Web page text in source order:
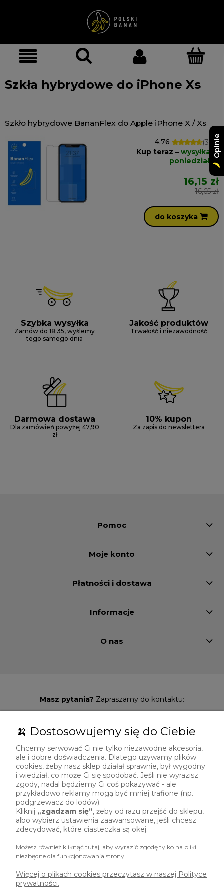
Szkła hybrydowe do iPhone Xs
Szkło hybrydowe BananFlex do Apple iPhone X / Xs
4,76
(326)
Kup teraz – wysyłka w
poniedziałek
16,15 zł
16,65 zł
do koszyka
Szybka wysyłka
Zamów do 18:35, wyślemy
tego samego dnia
Jakość produktów
Trwałość i niezawodność
Darmowa dostawa
Dla zamówień powyżej 47,90
zł
10% kupon
Za zapis do newslettera
Pomoc
Moje konto
Płatności i dostawa
Informacje
O nas
Masz pytania? Zapraszamy do kontaktu:
sklep@polskibanan.pl
Polski Banan
🍌 Dostosowujemy się do Ciebie
Chcemy serwować Ci nie tylko niezawodne akcesoria,
ale i dobre doświadczenia. Dlatego używamy plików
cookies, żeby nasz sklep działał sprawnie, był wygodny
i wiedział, co może Ci się spodobać. Jeśli nie wyrazisz
zgody, nadal będziemy Ci coś pokazywać - ale
przykładowo reklamy mogą być mniej trafione (np.
podgrzewacz do lodów).
Kliknij „zgadzam się”, żeby od razu przejść do sklepu,
albo wybierz ustawienia zaawansowane, jeśli chcesz
zdecydować, które ciasteczka są okej.
Możesz również kliknąć tutaj, aby wyrazić zgodę tylko na pliki
niezbędne dla funkcjonowania strony.
Więcej o plikach cookies przeczytasz w naszej Polityce
prywatności.
Opinie